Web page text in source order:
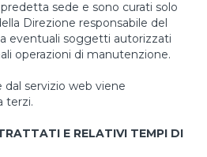
sede e sono curati solo
Direzione responsabile del
eventuali soggetti autorizzati
operazioni di manutenzione.
servizio web viene
terzi.
E RELATIVI TEMPI DI